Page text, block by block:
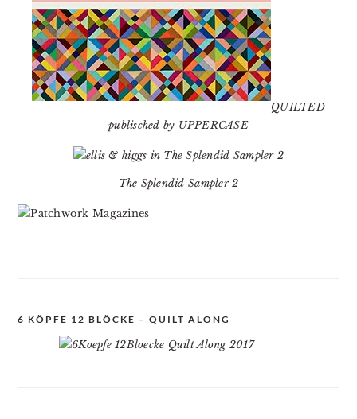
QUILTED
publisched by UPPERCASE
The Splendid Sampler 2
6 KÖPFE 12 BLÖCKE – QUILT ALONG